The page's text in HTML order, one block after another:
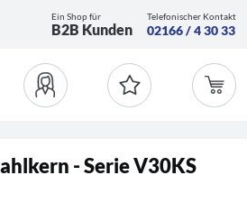
Ein Shop für
B2B Kunden
Telefonischer Kontakt
02166 / 4 30 33
- Serie V30KS